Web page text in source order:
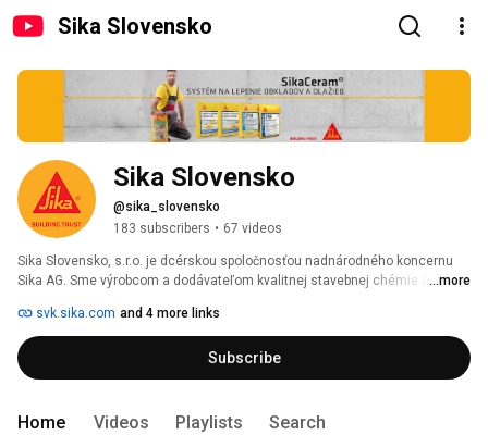
Sika Slovensko
Sika Slovensko
@sika_slovensko
183 subscribers • 67 videos
Sika Slovensko, s.r.o. je dcérskou spoločnosťou nadnárodného koncernu
Sika AG. Sme výrobcom a dodávateľom kvalitnej stavebnej chémie a
predovšetkým:
...more
svk.sika.com and 4 more links
Subscribe
Home Videos Playlists Search